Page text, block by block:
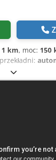
1 km, moc: 150
19 200 kg
20 930
w celu
219 DH-4,
h, długość:
obr./min.,